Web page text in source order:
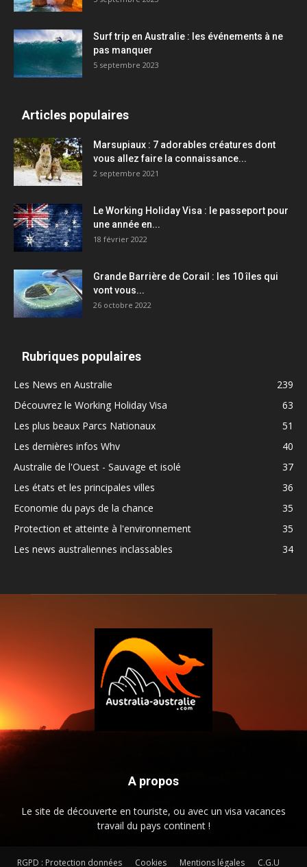
Surf trip en Australie : les événements à ne
pas manquer
5 septembre 2023
Articles populaires
Marsupiaux : 7 adorables créatures dont
vous allez faire la connaissance...
2 septembre 2021
Le Working Holiday Visa : le passeport pour
une année en...
18 février 2022
Grande Barrière de Corail : les 10 îles qui
vont vous...
26 octobre 2022
Rubriques populaires
Les News en Australie
239
Découvrez le Working Holiday Visa
63
Les plus beaux Parcs Nationaux
51
Les dernières infos Whv
40
Australie de l'Ouest - Sauvage et isolé
37
Les états et les principales villes
36
Economie du pays de la chance
35
Protection et atteinte à l'environnement
35
Les news australiennes inclassables
34
A propos
Le site de découverte en touriste, ou avec un visa vacances
travail du pays continent !
RGPD : Protection données Cookies Mentions légales C.G.U